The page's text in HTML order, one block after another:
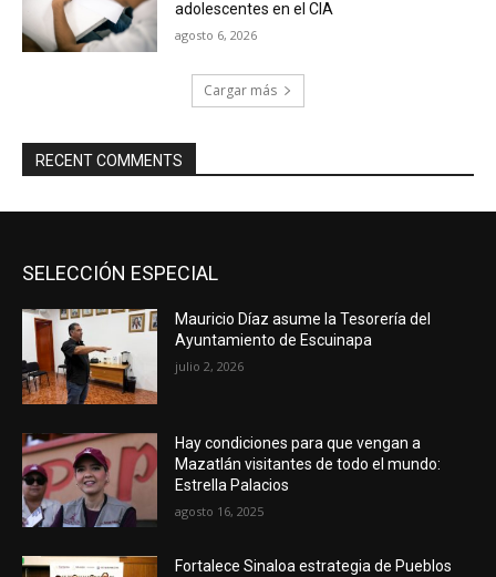
adolescentes en el CIA
agosto 6, 2026
Cargar más
RECENT COMMENTS
SELECCIÓN ESPECIAL
Mauricio Díaz asume la Tesorería del
Ayuntamiento de Escuinapa
julio 2, 2026
Hay condiciones para que vengan a
Mazatlán visitantes de todo el mundo:
Estrella Palacios
agosto 16, 2025
Fortalece Sinaloa estrategia de Pueblos